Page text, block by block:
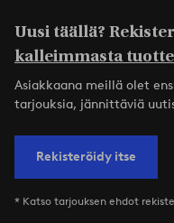
Uusi täällä?
kalleimmasta
Asiakkaana meillä olet
tarjouksia, jännittäviä
Rekisteröidy itse
* Katso tarjouksen ehdot